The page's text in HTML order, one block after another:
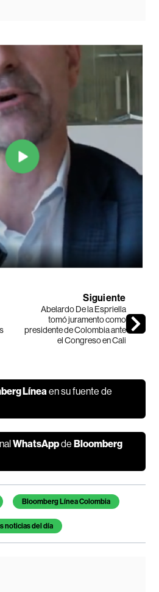
Siguiente
Abelardo De la Espriella
tomó juramento como
presidente de Colombia ante
el Congreso en Cali
Línea en su fuente de
WhatsAppdeBloomberg
Bloomberg Línea Colombia
noticias del día